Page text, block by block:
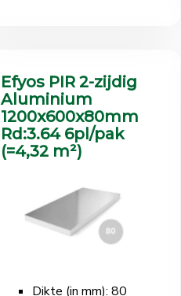
Efyos PIR 2-zijdig
Aluminium
1200x600x80mm
Rd:3.64 6pl/pak
(=4,32 m²)
Dikte (in mm): 80